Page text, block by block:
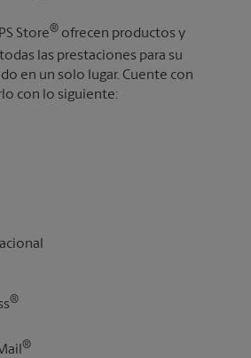
Store® ofrecen productos y
las prestaciones para su
en un solo lugar. Cuente con
con lo siguiente:
®
®